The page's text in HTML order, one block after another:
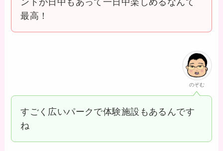
最高！
のぞむ
すごく広いパークで体験施設もあるんです
ね